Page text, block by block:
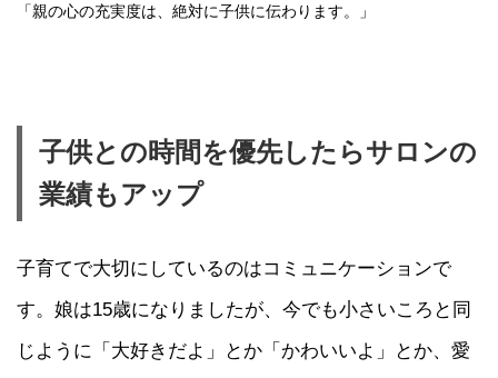
「親の心の充実度は、絶対に子供に伝わります。」
子供との時間を優先したらサロンの
業績もアップ
子育てで大切にしているのはコミュニケーションで
す。娘は15歳になりましたが、今でも小さいころと同
じように「大好きだよ」とか「かわいいよ」とか、愛